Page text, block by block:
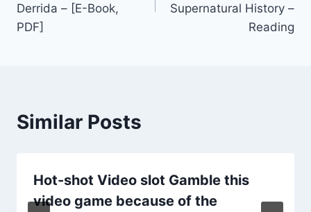
Derrida – [E-Book,
PDF]
Supernatural History –
Reading
Similar Posts
Hot-shot Video slot Gamble this
video game because of the